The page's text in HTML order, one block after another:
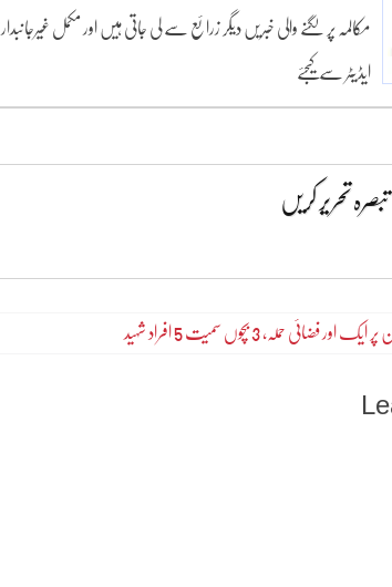
مکالمہ پر لگنے والی خبریں دیگر زرائع سے لی جاتی ہیں اور مکمل
ایڈیٹر سے کیجئے
تحریر کریں
فضائی حملہ، 3 بچوں سمیت 5 افراد شہید